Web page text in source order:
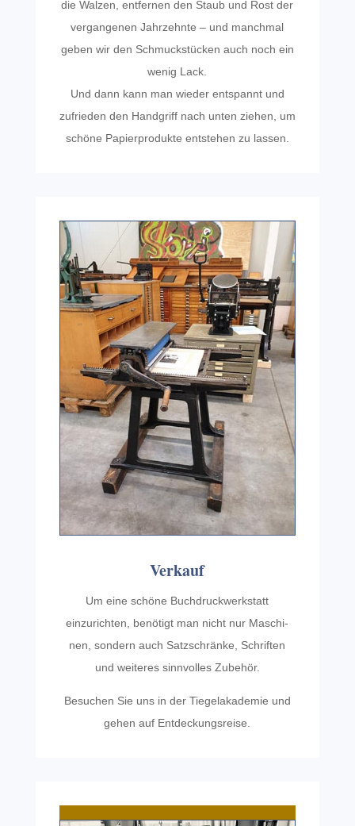
die Walzen, entfer­nen den Staub und Rost der
vergan­genen Jahrzehnte – und manch­mal
geben wir den Schmuck­stücken auch noch ein
wenig Lack.
Und dann kann man wieder entspannt und
zufrieden den Hand­griff nach unten ziehen, um
schöne Papier­pro­dukte entste­hen zu lassen.
Verkauf
Um eine schöne Buch­druck­w­erk­statt
einzurichten, benötigt man nicht nur Maschi­
nen, sondern auch Satzschränke, Schriften
und weit­eres sinnvolles Zubehör.
Besuchen Sie uns in der Tiege­lakademie und
gehen auf Entdeckungsreise.